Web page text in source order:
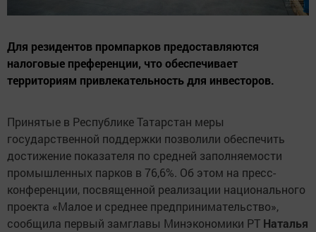
Для резидентов промпарков предоставляются
налоговые преференции, что обеспечивает
территориям привлекательность для инвесторов.
Принятые в Республике Татарстан меры
государственной поддержки позволили обеспечить
достижение показателя по средней заполняемости
промышленных парков в 76,6%. Об этом на пресс-
конференции, посвященной реализации национального
проекта «Малое и среднее предпринимательство»,
сообщила первый замглавы Минэкономики РТ Наталья